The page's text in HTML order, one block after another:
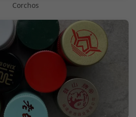
Corchos